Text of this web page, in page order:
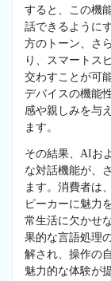
すると、この機
話できるように
方のトーン、さ
り、スマートス
交わすことが可
デバイスの機能
感や親しみを与
ます。
その結果、AIお
な対話機能が、
ます。消費者は
ピーカーに魅力
常生活に欠かせ
果的な言語処理
解され、操作の
魅力的な体験が